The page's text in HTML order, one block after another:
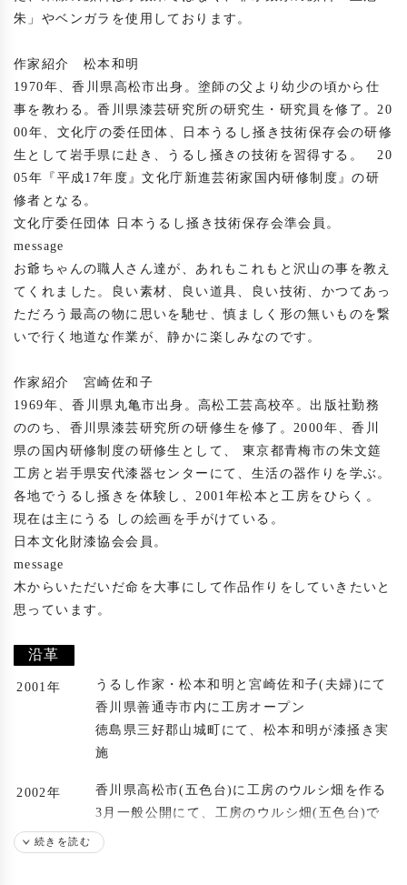
朱」やベンガラを使用しております。
作家紹介　松本和明
1970年、香川県高松市出身。塗師の父より幼少の頃から仕
事を教わる。香川県漆芸研究所の研究生・研究員を修了。20
00年、文化庁の委任団体、日本うるし掻き技術保存会の研修
生として岩手県に赴き、うるし掻きの技術を習得する。　20
05年『平成17年度』文化庁新進芸術家国内研修制度』の研
修者となる。
文化庁委任団体 日本うるし掻き技術保存会準会員。
message
お爺ちゃんの職人さん達が、あれもこれもと沢山の事を教え
てくれました。良い素材、良い道具、良い技術、かつてあっ
ただろう最高の物に思いを馳せ、慎ましく形の無いものを繋
いで行く地道な作業が、静かに楽しみなのです。
作家紹介　宮崎佐和子
1969年、香川県丸亀市出身。高松工芸高校卒。出版社勤務
ののち、香川県漆芸研究所の研修生を修了。2000年、香川
県の国内研修制度の研修生として、 東京都青梅市の朱文筵
工房と岩手県安代漆器センターにて、生活の器作りを学ぶ。
各地でうるし掻きを体験し、2001年松本と工房をひらく。
現在は主にうる しの絵画を手がけている。
日本文化財漆協会会員。
message
木からいただいだ命を大事にして作品作りをしていきたいと
思っています。
沿革
2001年
うるし作家・松本和明と宮崎佐和子(夫婦)にて
香川県善通寺市内に工房オープン
徳島県三好郡山城町にて、松本和明が漆掻き実
施
2002年
香川県高松市(五色台)に工房のウルシ畑を作る
3月一般公開にて、工房のウルシ畑(五色台)で
ウルシの植栽を開催
続きを読む